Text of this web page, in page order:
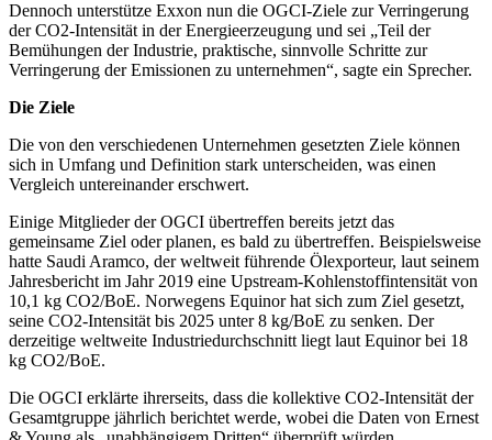
Dennoch unterstütze Exxon nun die OGCI-Ziele zur Verringerung
der CO2-Intensität in der Energieerzeugung und sei „Teil der
Bemühungen der Industrie, praktische, sinnvolle Schritte zur
Verringerung der Emissionen zu unternehmen“, sagte ein Sprecher.
Die Ziele
Die von den verschiedenen Unternehmen gesetzten Ziele können
sich in Umfang und Definition stark unterscheiden, was einen
Vergleich untereinander erschwert.
Einige Mitglieder der OGCI übertreffen bereits jetzt das
gemeinsame Ziel oder planen, es bald zu übertreffen. Beispielsweise
hatte Saudi Aramco, der weltweit führende Ölexporteur, laut seinem
Jahresbericht im Jahr 2019 eine Upstream-Kohlenstoffintensität von
10,1 kg CO2/BoE. Norwegens Equinor hat sich zum Ziel gesetzt,
seine CO2-Intensität bis 2025 unter 8 kg/BoE zu senken. Der
derzeitige weltweite Industriedurchschnitt liegt laut Equinor bei 18
kg CO2/BoE.
Die OGCI erklärte ihrerseits, dass die kollektive CO2-Intensität der
Gesamtgruppe jährlich berichtet werde, wobei die Daten von Ernest